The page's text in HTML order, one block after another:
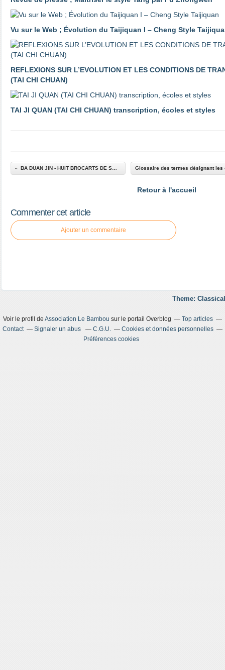
Vu sur le Web ; Évolution du Taijiquan I – Cheng Style
REFLEXIONS SUR L’EVOLUTION ET LES CONDITIONS DE
(TAI CHI CHUAN)
TAI JI QUAN (TAI CHI CHUAN) transcription, écoles et styles
Retour à l'accueil
Commenter cet article
Ajouter un commentaire
Theme:
Voir le profil de Association Le Bambou sur le portail Overblog
Top articles
Contact
Signaler un abus C.G.U.
Cookies et données personnelles
Préférences cookies